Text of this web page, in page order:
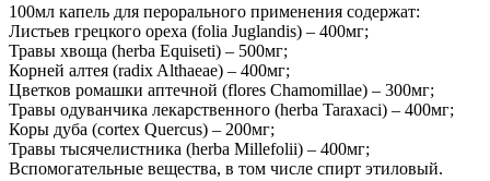
100мл капель для перорального применения содержат:
Листьев грецкого ореха (folia Juglandis) – 400мг;
Травы хвоща (herba Equiseti) – 500мг;
Корней алтея (radix Althaeae) – 400мг;
Цветков ромашки аптечной (flores Chamomillae) – 300мг;
Травы одуванчика лекарственного (herba Taraxaci) – 400мг;
Коры дуба (cortex Quercus) – 200мг;
Травы тысячелистника (herba Millefolii) – 400мг;
Вспомогательные вещества, в том числе спирт этиловый.